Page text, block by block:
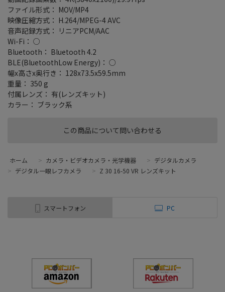
この商品について問い合わせる
ファイル形式： MOV/MP4
映像圧縮方式： H.264/MPEG-4 AVC
音声記録方式： リニアPCM/AAC
Wi-Fi： ○
Bluetooth： Bluetooth 4.2
BLE(BluetoothLow Energy)： ○
幅x高さx奥行き： 128x73.5x59.5mm
重量： 350 g
付属レンズ： 有(レンズキット)
カラー： ブラック系
ホーム > カメラ・ビデオカメラ・光学機器 > デジタルカメラ
> デジタル一眼レフカメラ > Z 30 16-50 VR レンズキット
スマートフォン PC